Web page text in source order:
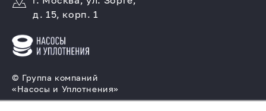
© Группа компаний
«Насосы и Уплотнения»
д. 15, корп. 1